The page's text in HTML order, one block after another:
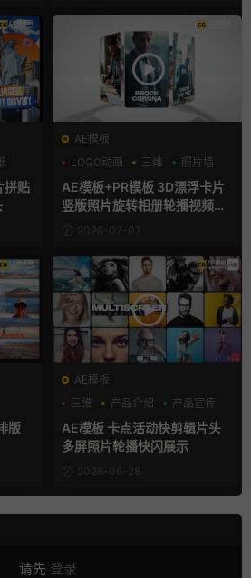
拼贴
AE模板
LOGO动画
三维 照片墙
AE模板+PR模板 3D漂浮卡片
竖版照片旋转相册轮播视频片
2026-07-07
版
AE模板
三维
产品介绍 产品宣传
AE模板 卡点活动快剪辑片头
多屏照片轮播快闪展示
2026-06-28
请先 登录